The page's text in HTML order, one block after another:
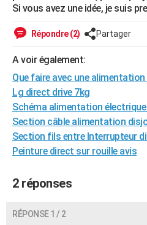
VOYAGE
PHOTO
BONS PLANS
CARTE DE VOEUX
Carte de Noël
Carte Bonne année
Carte Saint-Valentin
Carte Pâques
Carte d'anniversaire
DICTIONNAIRE
Dictionnaire
Biographies
Citations
Expressions
Proverbes
PROGRAMME TV
Si vous avez une idée, je suis
Répondre (2) Partager
A voir également:
Que faire avec une
Lg direct drive 7kg
Schéma alimentation
Section câble alimentation
Section fils entre Interrupteur
Peinture direct sur rouille avis
2 réponses
RÉPONSE 1 / 2